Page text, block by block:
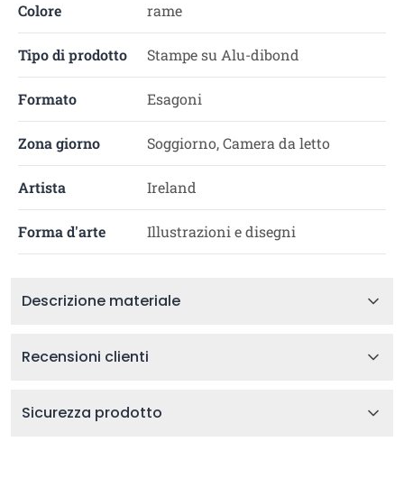
Colore rame
Tipo di prodotto Stampe su Alu-dibond
Formato Esagoni
Zona giorno Soggiorno, Camera da letto
Artista Ireland
Forma d'arte Illustrazioni e disegni
Descrizione materiale
Recensioni clienti
Sicurezza prodotto